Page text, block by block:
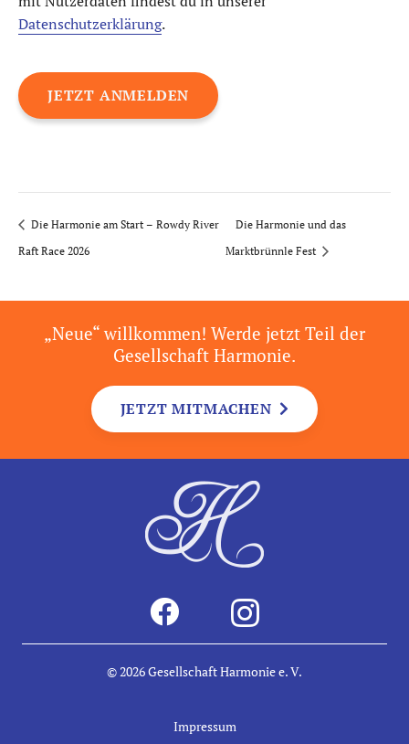
Datenschutzerklärung.
Die Harmonie am Start – Rowdy River
Raft Race 2026
Die Harmonie und das
Marktbrünnle Fest
„Neue“ willkommen! Werde jetzt Teil der
Gesellschaft Harmonie.
JETZT MITMACHEN
© 2026Gesellschaft Harmonie e. V.
Impressum